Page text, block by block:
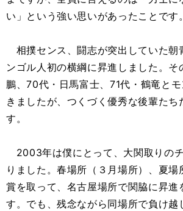
い」という強い思いがあったことです。
相撲センス、闘志が突出していた朝
ンゴル人初の横綱に昇進しました。そ
鵬、70代・日馬富士、71代・鶴竜と
きましたが、つくづく優秀な後輩たち
す。
2003年は僕にとって、大関取りの
りました。春場所（３月場所）、夏場
賞を取って、名古屋場所で関脇に昇進
す。でも、残念ながら同場所で負け越